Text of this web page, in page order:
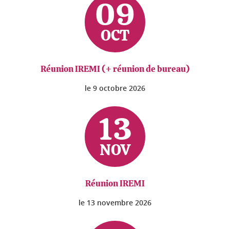
09
OCT
Réunion IREMI (+ réunion de bureau)
le 9 octobre 2026
13
NOV
Réunion IREMI
le 13 novembre 2026